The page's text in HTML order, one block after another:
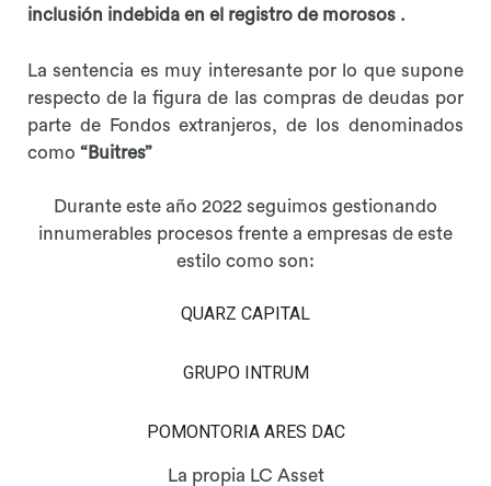
inclusión indebida en el registro de morosos .
La sentencia es muy interesante por lo que supone
respecto de la figura de las compras de deudas por
parte de Fondos extranjeros, de los denominados
como “Buitres”
Durante este año 2022 seguimos gestionando
innumerables procesos frente a empresas de este
estilo como son:
QUARZ CAPITAL
GRUPO INTRUM
POMONTORIA ARES DAC
La propia LC Asset